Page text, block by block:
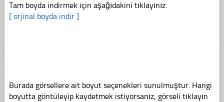
Tam boyda indirmek için aşağıdakini tıklayınız.
[ orjinal boyda indir ]
Burada görsellere ait boyut seçenekleri sunulmuştur. Hangi
boyutta göntüleyip kaydetmek istiyorsanız, görseli tıklayın